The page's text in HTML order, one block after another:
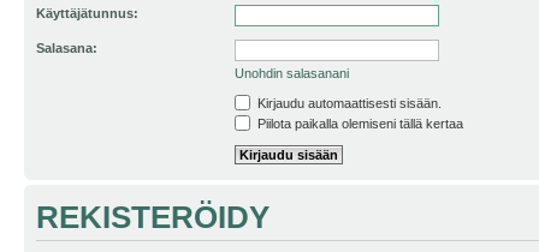
Käyttäjätunnus:
Salasana:
Unohdin salasanani
Kirjaudu automaattisesti sisään.
Piilota paikalla olemiseni tällä kertaa
REKISTERÖIDY